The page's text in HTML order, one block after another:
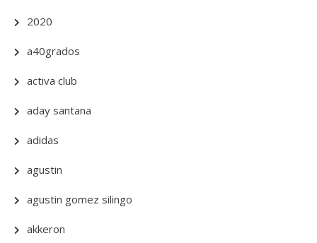
2020
a40grados
activa club
aday santana
adidas
agustin
agustin gomez silingo
akkeron